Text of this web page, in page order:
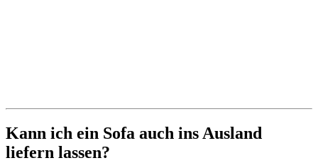
Kann ich ein Sofa auch ins Ausland
liefern lassen?